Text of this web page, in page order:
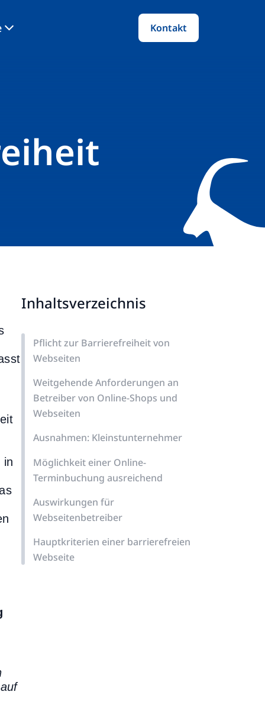
Kontakt
in
Inhaltsverzeichnis
Pflicht zur Barrierefreiheit von
Webseiten
Weitgehende Anforderungen an
Betreiber von Online-Shops und
Webseiten
Ausnahmen: Kleinstunternehmer
Möglichkeit einer Online-
Terminbuchung ausreichend
Auswirkungen für
Webseitenbetreiber
Hauptkriterien einer barrierefreien
Webseite